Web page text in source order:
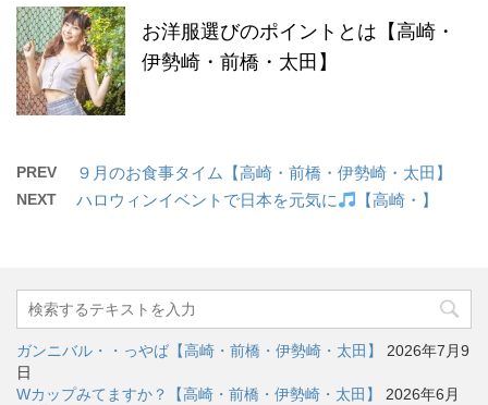
お洋服選びのポイントとは【高崎・
伊勢崎・前橋・太田】
PREV ９月のお食事タイム【高崎・前橋・伊勢崎・太田】
NEXT ハロウィンイベントで日本を元気に 【高崎・】
ガンニバル・・っやば【高崎・前橋・伊勢崎・太田】
2026年7月9
日
Wカップみてますか？【高崎・前橋・伊勢崎・太田】
2026年6月